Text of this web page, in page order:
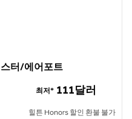
스터/에어포트
최저* 111달러
힐튼 Honors 할인 환불 불가